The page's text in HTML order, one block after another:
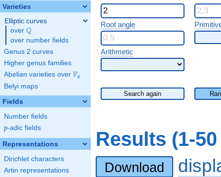
Varieties
Elliptic curves
over \Q
Q
over number fields
Genus 2 curves
Higher genus families
Abelian varieties over \F_{q}
Fq
Belyi maps
Fields
Number fields
p
p-adic fields
Representations
Dirichlet characters
Artin representations
Root angle
Arithmetic
Search again
Results (1-
Download